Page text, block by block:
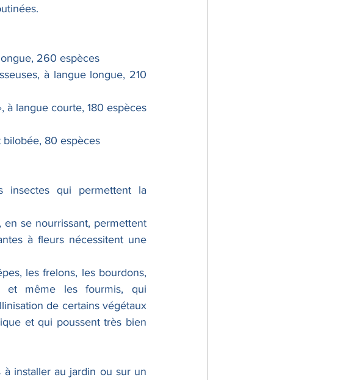
260 espèces
à langue longue, 210
à langue courte, 180 espèces
bilobée, 80 espèces
insectes qui permettent la
se nourrissant, permettent
à fleurs nécessitent une
les frelons, les bourdons,
et même les fourmis, qui
de certains végétaux
et qui poussent très bien
installer au jardin ou sur un